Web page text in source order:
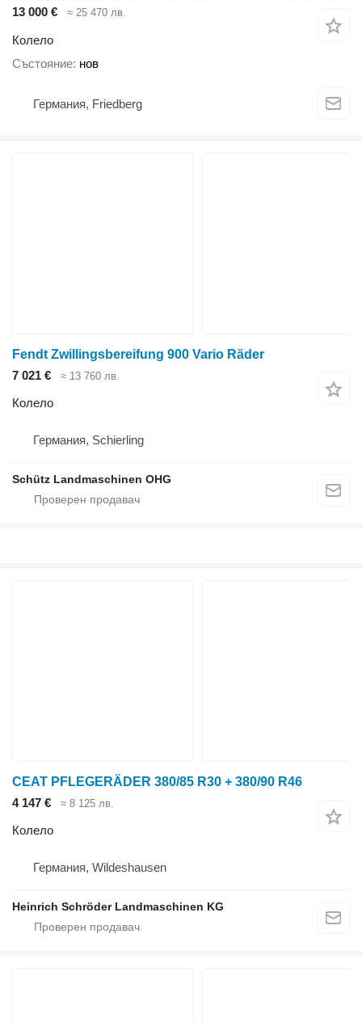
13 000 € ≈ 25 470 лв.
Колело
Състояние нов
Германия, Friedberg
Fendt Zwillingsbereifung 900 Vario Räder
7 021 €
≈ 13 760 лв.
Колело
Германия, Schierling
Schütz Landmaschinen OHG
CEAT PFLEGERÄDER 380/85 R30 + 380/90 R46
4 147 €
≈ 8 125 лв.
Колело
Германия, Wildeshausen
Heinrich Schröder Landmaschinen KG